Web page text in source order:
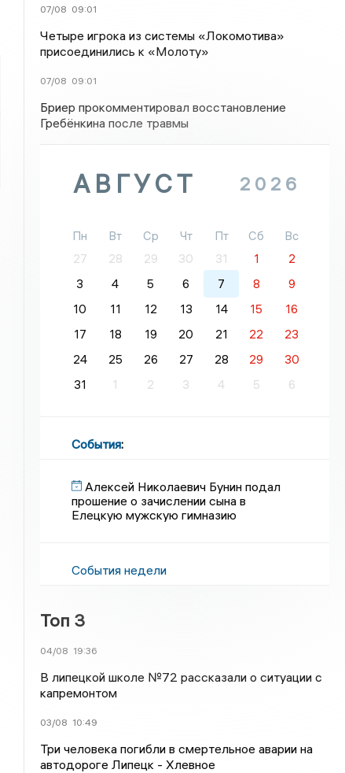
07/08 09:01
Четыре игрока из системы «Локомотива»
присоединились к «Молоту»
07/08 09:01
Бриер прокомментировал восстановление
Гребёнкина после травмы
АВГУСТ 2026
Пн Вт Ср Чт Пт Сб
Вс
27
28 29 30 31 1
2
3
4 5 6 7 8
9
10
11 12 13 14 15
16
17
18 19 20 21 22
23
24
25 26 27 28 29
30
31
1 2 3 4 5 6
События:
Алексей Николаевич Бунин подал
прошение о зачислении сына в
Елецкую мужскую гимназию
События недели
Топ 3
04/08 19:36
В липецкой школе №72 рассказали о ситуации с
капремонтом
03/08 10:49
Три человека погибли в смертельное аварии на
автодороге Липецк - Хлевное